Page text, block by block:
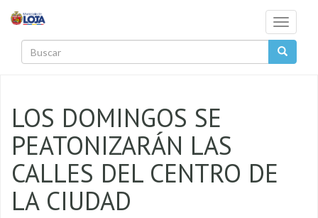
Toggle
LOS DOMINGOS SE
PEATONIZARÁN LAS
CALLES DEL CENTRO DE
LA CIUDAD